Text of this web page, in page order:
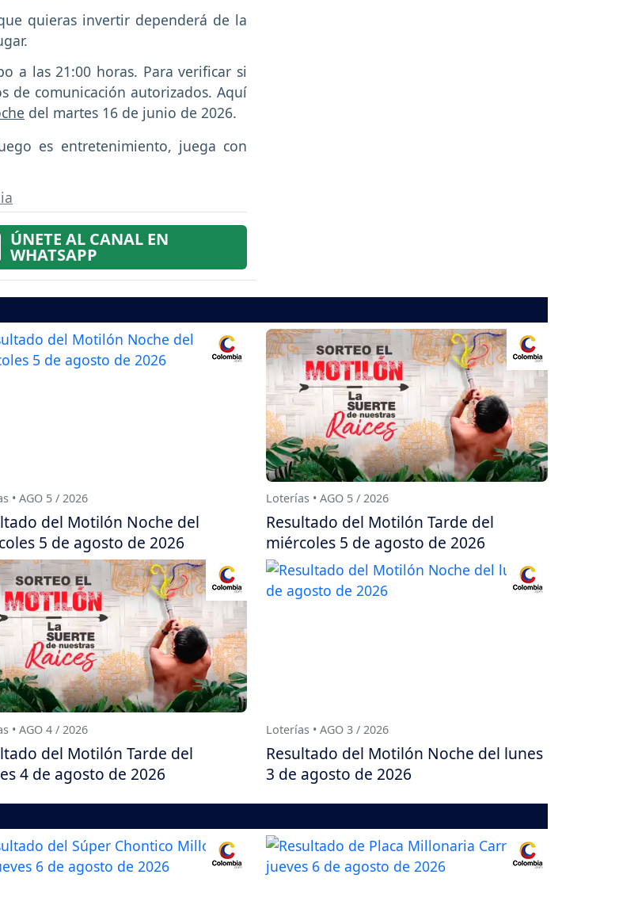
quieras invertir dependerá de la
a las 21:00 horas. Para verificar si
de comunicación autorizados. Aquí
del martes 16 de junio de 2026.
es entretenimiento, juega con
ÚNETE AL CANAL EN
WHATSAPP
• AGO 5 / 2026
del Motilón Noche del
5 de agosto de 2026
Loterías • AGO 5 / 2026
Resultado del Motilón Tarde del
miércoles 5 de agosto de 2026
• AGO 4 / 2026
del Motilón Tarde del
4 de agosto de 2026
Loterías • AGO 3 / 2026
Resultado del Motilón Noche del lunes
3 de agosto de 2026